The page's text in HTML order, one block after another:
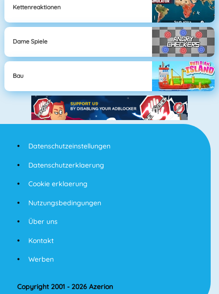
Kettenreaktionen
Dame Spiele
Bau
Datenschutzeinstellungen
Datenschutzerklaerung
Cookie erklaerung
Nutzungsbedingungen
Über uns
Kontakt
Werben
Copyright 2001 - 2026 Azerion